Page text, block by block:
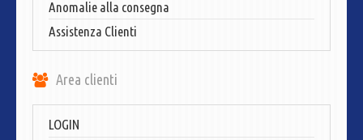
Anomalie alla consegna
Assistenza Clienti
Area clienti
LOGIN